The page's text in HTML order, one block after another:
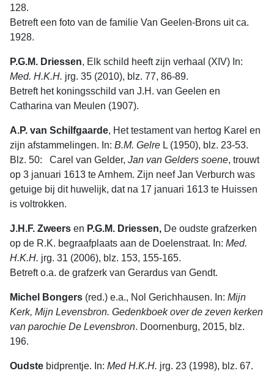
128.
Betreft een foto van de familie Van Geelen-Brons uit ca.
1928.
P.G.M. Driessen, Elk schild heeft zijn verhaal (XIV) In:
Med. H.K.H. jrg. 35 (2010), blz. 77, 86-89.
Betreft het koningsschild van J.H. van Geelen en
Catharina van Meulen (1907).
A.P. van Schilfgaarde, Het testament van hertog Karel en
zijn afstammelingen. In: B.M. Gelre L (1950), blz. 23-53.
Blz. 50: Carel van Gelder, Jan van Gelders soene, trouwt
op 3 januari 1613 te Arnhem. Zijn neef Jan Verburch was
getuige bij dit huwelijk, dat na 17 januari 1613 te Huissen
is voltrokken.
J.H.F. Zweers en P.G.M. Driessen, De oudste grafzerken
op de R.K. begraafplaats aan de Doelenstraat. In: Med.
H.K.H. jrg. 31 (2006), blz. 153, 155-165.
Betreft o.a. de grafzerk van Gerardus van Gendt.
Michel Bongers (red.) e.a., Nol Gerichhausen. In: Mijn
Kerk, Mijn Levensbron. Gedenkboek over de zeven kerken
van parochie De Levensbron. Doornenburg, 2015, blz.
196.
Oudste bidprentje. In: Med H.K.H. jrg. 23 (1998), blz. 67.